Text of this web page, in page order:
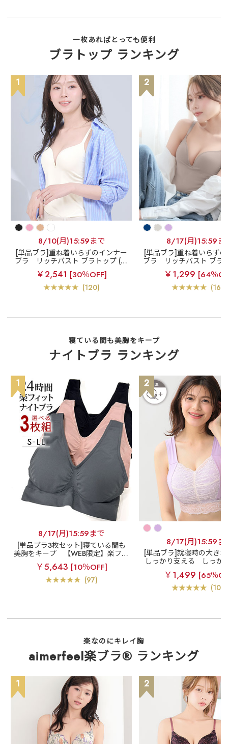
一枚あればとっても便利
ブラトップ ランキング
1
8/10(月)15:59まで
[単品ブラ]重ね着いらずのインナー
ブラ
リッチバスト ブラトップ (ワ
イヤー入り)
￥2,541 [30％OFF]
(120)
2
8/17(月)15:59ま
[単品ブラ]重ね着いらず
ブラ
リッチバスト ブラ
イヤー入り)
￥1,299 [64％
(164)
寝ている間も美胸をキープ
ナイトブラ ランキング
1
8/17(月)15:59まで
[単品ブラ3枚セット]寝ている間も
美胸をキープ
【WEB限定】楽フィ
ット 夢ごこち ナイトブラ 3枚セッ
ト
￥5,643 [10％OFF]
(97)
2
8/17(月)15:59ま
[単品ブラ]就寝時の大き
しっかり支える
しっか
ごこち 綿混 ナイトブラ
ャー (グラマーサイ
￥1,499 [65％
(103)
楽なのにキレイ胸
aimerfeel楽ブラ® ランキング
1 2